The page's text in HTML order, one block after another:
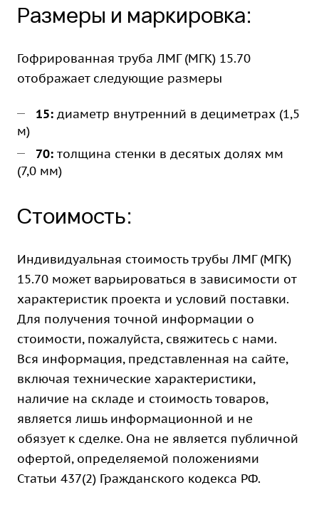
Размеры и маркировка:
Гофрированная труба ЛМГ (МГК) 15.70
отображает следующие размеры
15: диаметр внутренний в дециметрах (1,5
м)
70: толщина стенки в десятых долях мм
(7,0 мм)
Стоимость:
Индивидуальная стоимость трубы ЛМГ (МГК)
15.70 может варьироваться в зависимости от
характеристик проекта и условий поставки.
Для получения точной информации о
стоимости, пожалуйста, свяжитесь с нами.
Вся информация, представленная на сайте,
включая технические характеристики,
наличие на складе и стоимость товаров,
является лишь информационной и не
обязует к сделке. Она не является публичной
офертой, определяемой положениями
Статьи 437(2) Гражданского кодекса РФ.